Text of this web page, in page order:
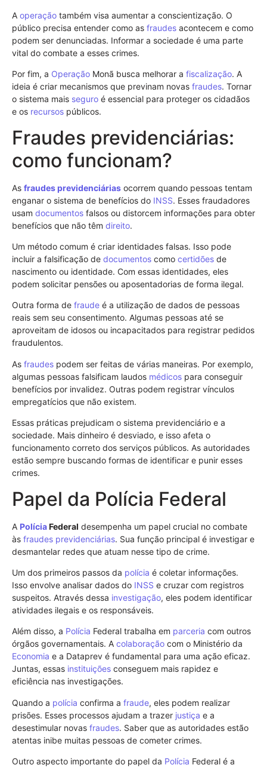
A operação também visa aumentar a conscientização. O
público precisa entender como as fraudes acontecem e como
podem ser denunciadas. Informar a sociedade é uma parte
vital do combate a esses crimes.
Por fim, a Operação Monã busca melhorar a fiscalização. A
ideia é criar mecanismos que previnam novas fraudes. Tornar
o sistema mais seguro é essencial para proteger os cidadãos
e os recursos públicos.
Fraudes previdenciárias:
como funcionam?
As fraudes previdenciárias ocorrem quando pessoas tentam
enganar o sistema de benefícios do INSS. Esses fraudadores
usam documentos falsos ou distorcem informações para obter
benefícios que não têm direito.
Um método comum é criar identidades falsas. Isso pode
incluir a falsificação de documentos como certidões de
nascimento ou identidade. Com essas identidades, eles
podem solicitar pensões ou aposentadorias de forma ilegal.
Outra forma de fraude é a utilização de dados de pessoas
reais sem seu consentimento. Algumas pessoas até se
aproveitam de idosos ou incapacitados para registrar pedidos
fraudulentos.
As fraudes podem ser feitas de várias maneiras. Por exemplo,
algumas pessoas falsificam laudos médicos para conseguir
benefícios por invalidez. Outras podem registrar vínculos
empregatícios que não existem.
Essas práticas prejudicam o sistema previdenciário e a
sociedade. Mais dinheiro é desviado, e isso afeta o
funcionamento correto dos serviços públicos. As autoridades
estão sempre buscando formas de identificar e punir esses
crimes.
Papel da Polícia Federal
A PolíciaFederal desempenha um papel crucial no combate
às fraudes previdenciárias. Sua função principal é investigar e
desmantelar redes que atuam nesse tipo de crime.
Um dos primeiros passos da polícia é coletar informações.
Isso envolve analisar dados do INSS e cruzar com registros
suspeitos. Através dessa investigação, eles podem identificar
atividades ilegais e os responsáveis.
Além disso, a Polícia Federal trabalha em parceria com outros
órgãos governamentais. A colaboração com o Ministério da
Economia e a Dataprev é fundamental para uma ação eficaz.
Juntas, essas instituições conseguem mais rapidez e
eficiência nas investigações.
Quando a polícia confirma a fraude, eles podem realizar
prisões. Esses processos ajudam a trazer justiça e a
desestimular novas fraudes. Saber que as autoridades estão
atentas inibe muitas pessoas de cometer crimes.
Outro aspecto importante do papel da Polícia Federal é a